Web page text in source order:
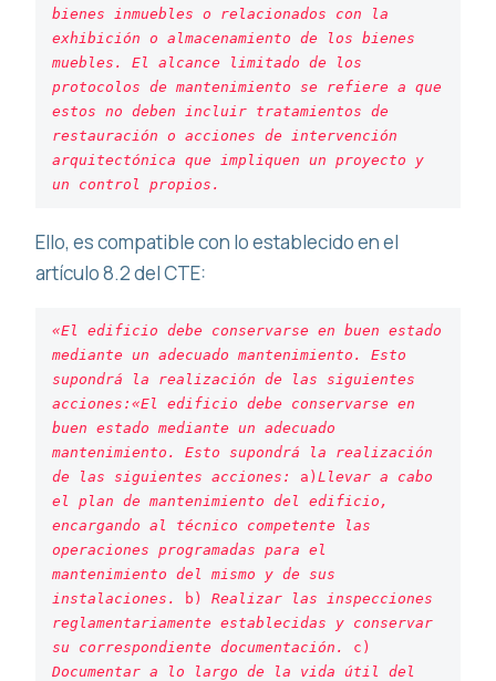
bienes inmuebles o relacionados con la
exhibición o almacenamiento de los bienes
muebles. El alcance limitado de los
protocolos de mantenimiento se refiere a que
estos no deben incluir tratamientos de
restauración o acciones de intervención
arquitectónica que impliquen un proyecto y
un control propios.
Ello, es compatible con lo establecido en el
artículo 8.2 del CTE:
«El edificio debe conservarse en buen estado
mediante un adecuado mantenimiento. Esto
supondrá la realización de las siguientes
acciones:«El edificio debe conservarse en
buen estado mediante un adecuado
mantenimiento. Esto supondrá la realización
de las siguientes acciones:
a)Llevar a cabo
el plan de mantenimiento del edificio,
encargando al técnico competente las
operaciones programadas para el
mantenimiento del mismo y de sus
instalaciones.
b) Realizar las inspecciones
reglamentariamente establecidas y conservar
su correspondiente documentación.
Documentar a lo largo de la vida útil del